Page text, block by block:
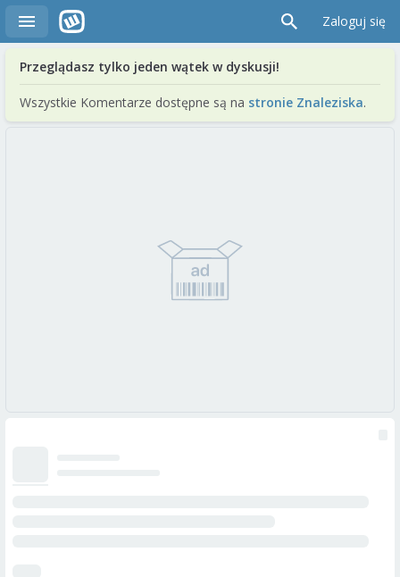
Zaloguj się
Przeglądasz tylko jeden wątek w dyskusji!
Wszystkie Komentarze dostępne są na stronie Znaleziska.